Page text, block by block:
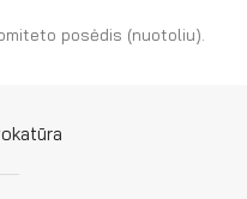
posėdis (nuotoliu).